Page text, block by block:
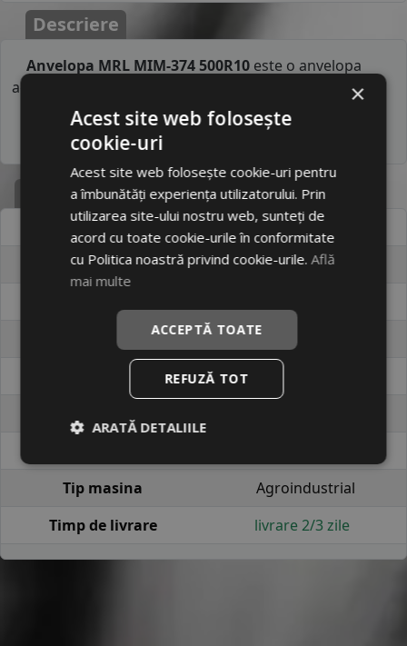
Descriere
Anvelopa MRL MIM-374 500R10 este o anvelopa
agroindustriala.
Specificatii
Atribut
Valoare
Cod produs
#19407098
Tip masina
Agroindustrial
Timp de livrare
livrare 2/3 zile
×
Acest site web folosește
cookie-uri
Acest site web folosește cookie-uri pentru
a îmbunătăți experiența utilizatorului. Prin
utilizarea site-ului nostru web, sunteți de
acord cu toate cookie-urile în conformitate
cu Politica noastră privind cookie-urile.Află
mai multe
ACCEPTĂ TOATE
REFUZĂ TOT
ARATĂ DETALIILE